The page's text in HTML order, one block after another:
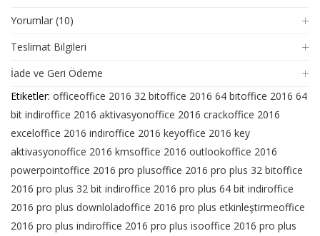
Yorumlar (10)
Teslimat Bilgileri
İade ve Geri Ödeme
Etiketler: officeoffice 2016 32 bitoffice 2016 64 bitoffice 2016 64
bit indiroffice 2016 aktivasyonoffice 2016 crackoffice 2016
exceloffice 2016 indiroffice 2016 keyoffice 2016 key
aktivasyonoffice 2016 kmsoffice 2016 outlookoffice 2016
powerpointoffice 2016 pro plusoffice 2016 pro plus 32 bitoffice
2016 pro plus 32 bit indiroffice 2016 pro plus 64 bit indiroffice
2016 pro plus downloladoffice 2016 pro plus etkinleştirmeoffice
2016 pro plus indiroffice 2016 pro plus isooffice 2016 pro plus